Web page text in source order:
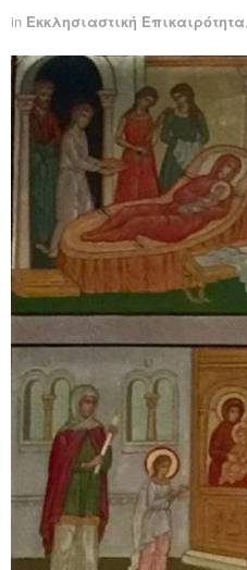
in Εκκλησιαστική Επικαιρότητα,